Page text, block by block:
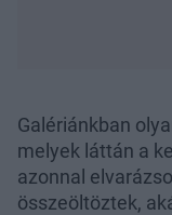
Galériánkban
melyek láttán a
azonnal
összeöltöztek,